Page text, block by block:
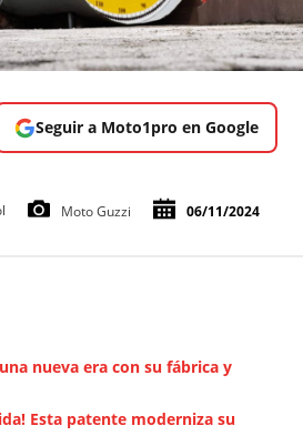
Seguir a Moto1pro en Google
Moto Guzzi 06/11/2024
nueva era con su fábrica y
Esta patente moderniza su